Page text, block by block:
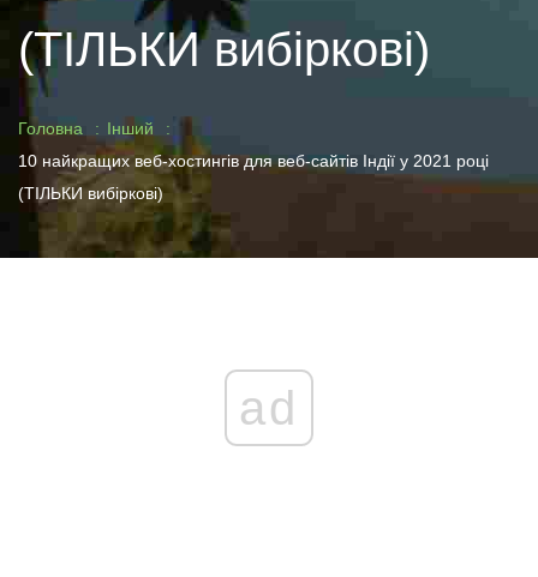
(ТІЛЬКИ вибіркові)
Головна
Інший
10 найкращих веб-хостингів для веб-сайтів Індії у 2021 році
(ТІЛЬКИ вибіркові)
ad